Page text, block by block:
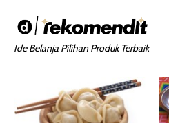
Ide Belanja Pilihan Produk Terbaik